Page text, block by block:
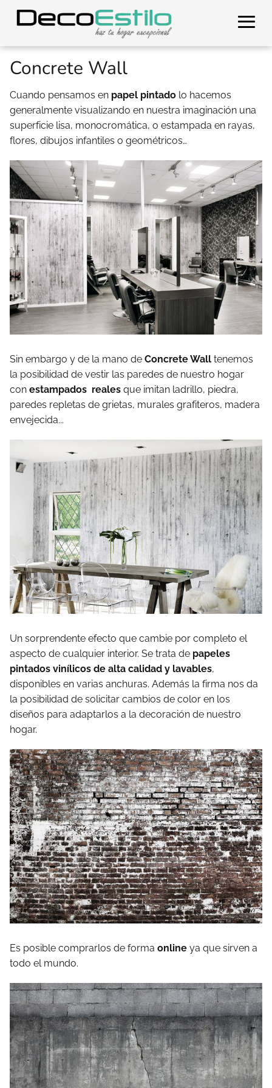
Concrete Wall
Cuando pensamos en papel pintado lo hacemos
generalmente visualizando en nuestra imaginación una
superficie lisa, monocromática, o estampada en rayas,
flores, dibujos infantiles o geométricos…
Sin embargo y de la mano de Concrete Wall tenemos
la posibilidad de vestir las paredes de nuestro hogar
con estampados reales que imitan ladrillo, piedra,
paredes repletas de grietas, murales grafiteros, madera
envejecida...
Un sorprendente efecto que cambie por completo el
aspecto de cualquier interior. Se trata de papeles
pintados vinílicos de alta calidad y lavables,
disponibles en varias anchuras. Además la firma nos da
la posibilidad de solicitar cambios de color en los
diseños para adaptarlos a la decoración de nuestro
hogar.
Es posible comprarlos de forma online ya que sirven a
todo el mundo.